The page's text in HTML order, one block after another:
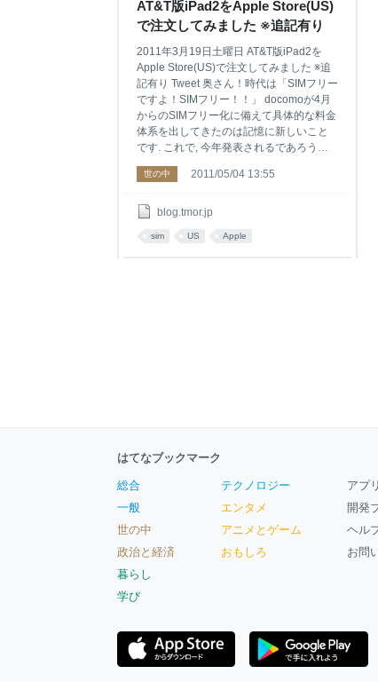
AT&T版iPad2をApple Store(US)
で注文してみました ※追記有り
blog.tmor.jp
2011年3月19日土曜日 AT&T版iPad2を
Apple Store(US)で注文してみました ※追
記有り Tweet 奥さん！時代は「SIMフリー
ですよ！SIMフリー！！」 docomoが4月
からのSIMフリー化に備えて具体的な料金
体系を出してきたのは記憶に新しいこと
です. これで, 今年発表されるであろう
iPhone 5(SIMフリー版)をマトモに
docomoで運用できる！と期待している方
しては, docomoの通信回線を間借りした
日本通信も選択肢の1つになるでしょう.
世の中 2011/05/04 13:55
sim US Apple
はてなブックマーク
総合
一般
世の中
政治と経済
暮らし
学び
テクノロジー
エンタメ
アニメとゲーム
おもしろ
アプ
開発
ヘル
お問